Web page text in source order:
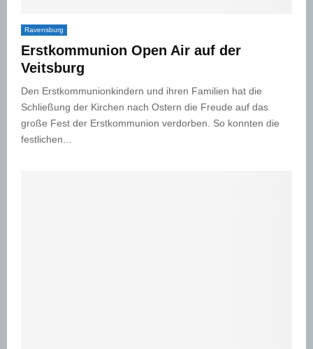
Ravensburg
Erstkommunion Open Air auf der
Veitsburg
Den Erstkommunionkindern und ihren Familien hat die
Schließung der Kirchen nach Ostern die Freude auf das
große Fest der Erstkommunion verdorben. So konnten die
festlichen...